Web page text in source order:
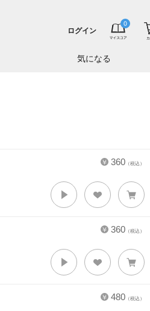
気になる
ログイン
360 （税込）
360 （税込）
480 （税込）